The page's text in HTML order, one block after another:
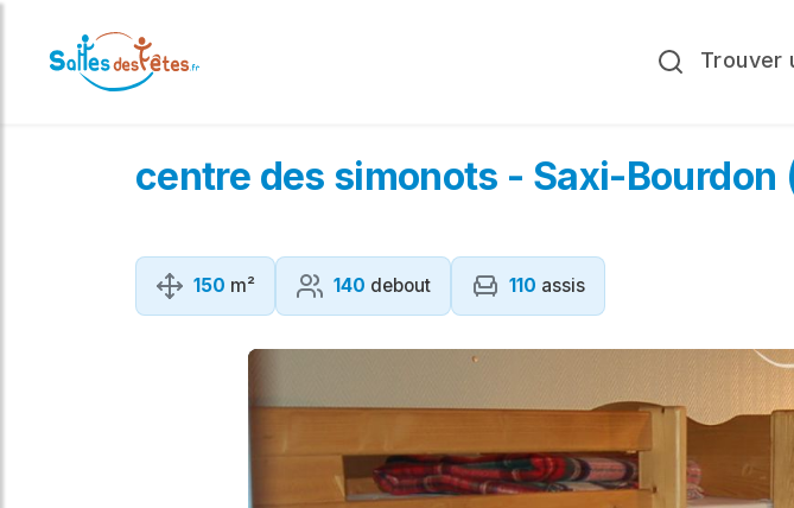
Trouver
centre des simonots - Saxi-
150 m² 140 debout 110 assis